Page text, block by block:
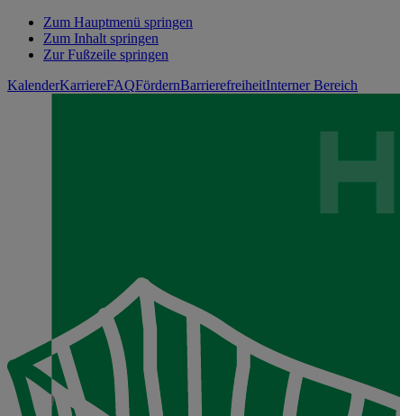
Zum Hauptmenü springen
Zum Inhalt springen
Zur Fußzeile springen
KalenderKarriereFAQFördernBarrierefreiheitInterner Bereich